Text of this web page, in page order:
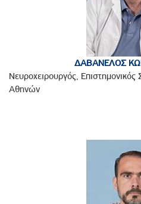
ΔΑΒΑΝΕΛΟΣ
Νευροχειρουργός, Επιστημονικός
Αθηνών